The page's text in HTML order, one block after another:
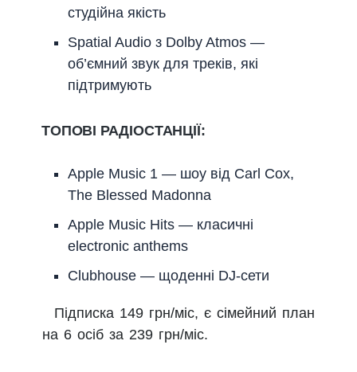
студійна якість
Spatial Audio з Dolby Atmos —
об’ємний звук для треків, які
підтримують
ТОПОВІ РАДІОСТАНЦІЇ:
Apple Music 1 — шоу від Carl Cox,
The Blessed Madonna
Apple Music Hits — класичні
electronic anthems
Clubhouse — щоденні DJ-сети
Підписка 149 грн/міс, є сімейний план
на 6 осіб за 239 грн/міс.